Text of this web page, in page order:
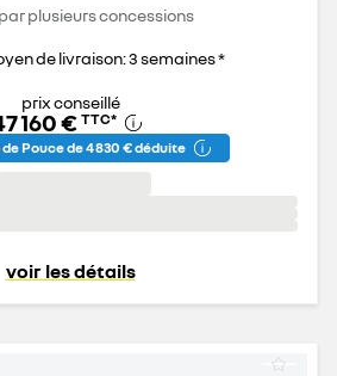
plusieurs concessions
de livraison: 3 semaines *
prix conseillé
160 € TTC*
Pouce de 4 830 € déduite
voir les détails